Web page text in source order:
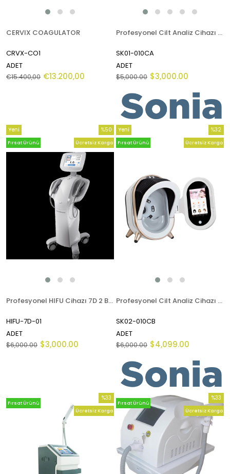
CERVIX COAGULATOR
CRVX-CO1
ADET
€13.200,00
€15.400,00
Profesyonel Cilt Analiz Cihazı Electa Lux
SK01-010CA
ADET
$3,000.00
$5,000.00
Profesyonel HIFU Cihazı 7D 2 Başlıklı
HIFU-7D-01
ADET
$3,000.00
$6,000.00
%50
İndirim
%50İndirim
Ücretsiz Kargo
Yeni
Ürün
Fırsat Ürünü
Profesyonel Cilt Analiz Cihazı Magic Mirror
SK02-010CB
ADET
$4,099.00
$6,000.00
%32
İndirim
Ücretsiz Kargo
Yeni
Ürün
Fırsat Ürünü
%33
İndirim
%33İndirim
Ücretsiz Kargo
Fırsat Ürünü
%33
İndirim
Ücretsiz Kargo
Fırsat Ürünü